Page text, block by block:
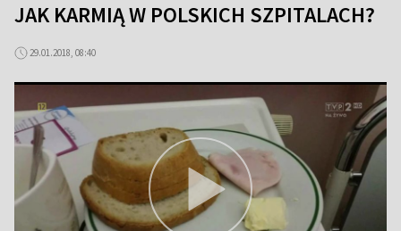
JAK KARMIĄ W POLSKICH SZPITALACH?
29.01.2018, 08:40